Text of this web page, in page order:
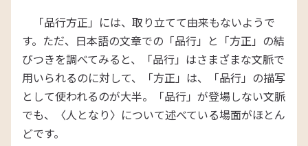
「品行方正」には、取り立てて由来もないようで
す。ただ、日本語の文章での「品行」と「方正」の結
びつきを調べてみると、「品行」はさまざまな文脈で
用いられるのに対して、「方正」は、「品行」の描写
として使われるのが大半。「品行」が登場しない文脈
でも、〈人となり〉について述べている場面がほとん
どです。